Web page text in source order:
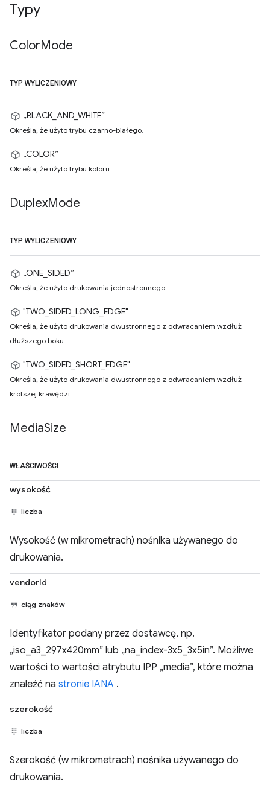
Typy
ColorMode
TYP WYLICZENIOWY
„BLACK_AND_WHITE”
Określa, że użyto trybu czarno-białego.
„COLOR”
Określa, że użyto trybu koloru.
DuplexMode
TYP WYLICZENIOWY
„ONE_SIDED”
Określa, że użyto drukowania jednostronnego.
"TWO_SIDED_LONG_EDGE"
Określa, że użyto drukowania dwustronnego z odwracaniem wzdłuż
dłuższego boku.
"TWO_SIDED_SHORT_EDGE"
Określa, że użyto drukowania dwustronnego z odwracaniem wzdłuż
krótszej krawędzi.
MediaSize
WŁAŚCIWOŚCI
wysokość
liczba
Wysokość (w mikrometrach) nośnika używanego do
drukowania.
vendorId
ciąg znaków
Identyfikator podany przez dostawcę, np.
„iso_a3_297x420mm” lub „na_index-3x5_3x5in”. Możliwe
wartości to wartości atrybutu IPP „media”, które można
znaleźć na stronie IANA .
szerokość
liczba
Szerokość (w mikrometrach) nośnika używanego do
drukowania.